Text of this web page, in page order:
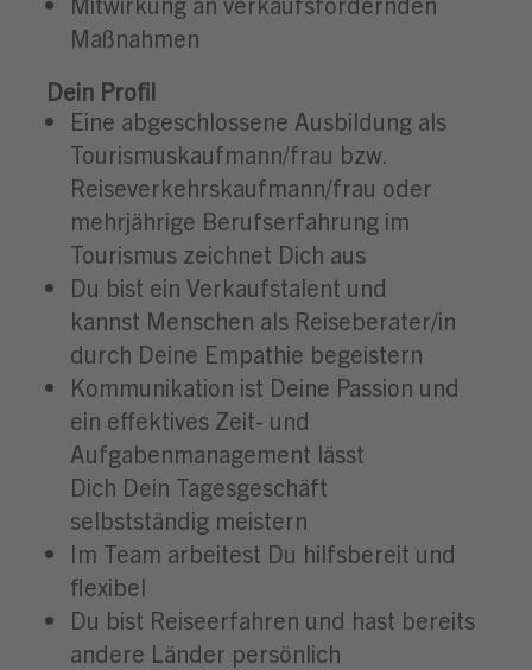
Maßnahmen
Dein Profil
Eine abgeschlossene Ausbildung als
Tourismuskaufmann/frau bzw.
Reiseverkehrskaufmann/frau oder
mehrjährige Berufserfahrung im
Tourismus zeichnet Dich aus
Du bist ein Verkaufstalent und
kannst Menschen als Reiseberater/in
durch Deine Empathie begeistern
Kommunikation ist Deine Passion und
ein effektives Zeit- und
Aufgabenmanagement lässt
Dich Dein Tagesgeschäft
selbstständig meistern
Im Team arbeitest Du hilfsbereit und
flexibel
Du bist Reiseerfahren und hast bereits
andere Länder persönlich